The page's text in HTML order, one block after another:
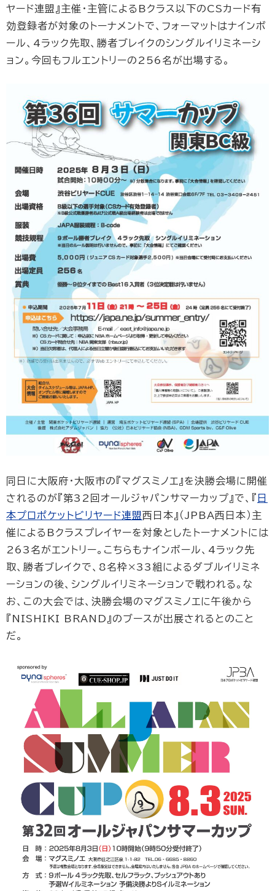
ヤード連盟』主催・主管によるBクラス以下のCSカード有
効登録者が対象のトーナメントで、フォーマットはナインボ
ール、4ラック先取、勝者ブレイクのシングルイリミネーシ
ョン。今回もフルエントリーの256名が出場する。
同日に大阪府・大阪市の『マグスミノエ』を決勝会場に開催
されるのが『第32回オールジャパンサマーカップ』で、『 日
本プロポケットビリヤード連盟西日本』（JPBA西日本）主
催によるBクラスプレイヤーを対象としたトーナメントには
263名がエントリー。こちらもナインボール、4ラック先
取、勝者ブレイクで、8名枠×33組によるダブルイリミネ
ーションの後、シングルイリミネーションで戦われる。な
お、この大会では、決勝会場のマグスミノエに午後から
『NISHIKI BRAND』のブースが出展されるとのこと
だ。